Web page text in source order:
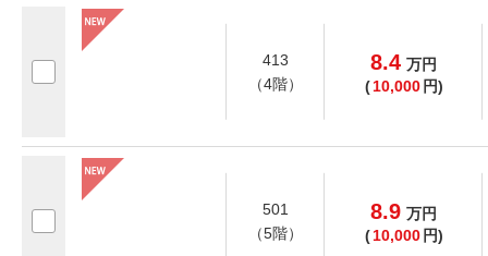
413
（4階）
8.4 万円
( 10,000 円)
501
（5階）
8.9 万円
( 10,000 円)